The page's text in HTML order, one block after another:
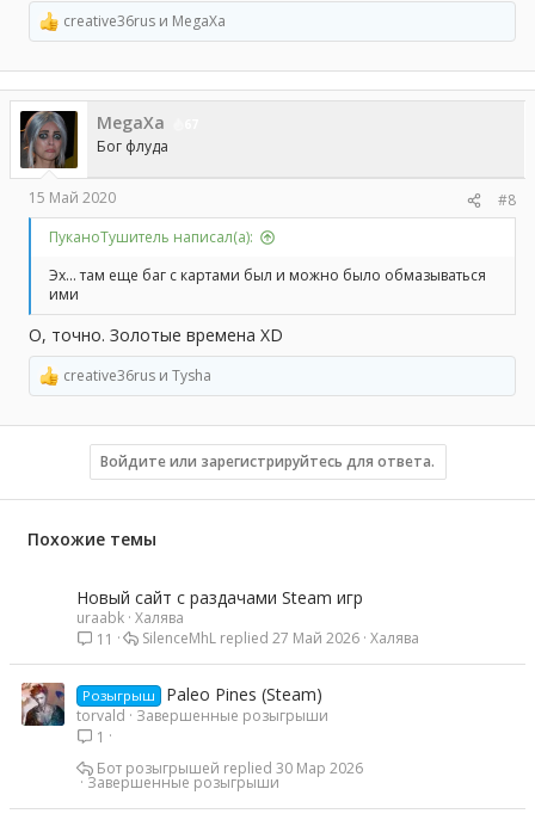
Р
е
а
к
ц
и
и
:
creative36rus и MegaXa
MegaXa
Бог флуда
15 Май 2020
#8
ПуканоТушитель написал(а):
Эх... там еще баг с картами был и можно было обмазываться
ими
О, точно. Золотые времена XD
Р
е
а
и
creative36rus и Tysha
Войдите или зарегистрируйтесь для ответа.
Похожие темы
Новый сайт с раздачами Steam игр
uraabk Халява
11
Халява
27 Май 2026
SilenceMhL
Розыгрыш Paleo Pines (Steam)
torvald
Завершенные розыгрыши
1
Завершенные розыгрыши
30 Мар 2026
Бот розыгрышей